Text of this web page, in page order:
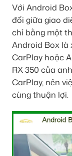
Với Android
đổi giữa giao
chỉ bằng một
Android Box là
CarPlay hoặc
RX 350 của
CarPlay, nên
cùng thuận lợi.